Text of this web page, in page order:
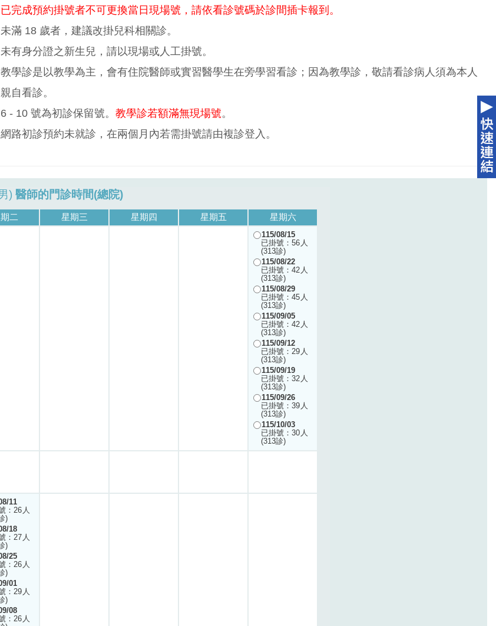
已完成預約掛號者不可更換當日現場號，請依看診號碼於診間插卡報到。
未滿 18 歲者，建議改掛兒科相關診。
未有身分證之新生兒，請以現場或人工掛號。
教學診是以教學為主，會有住院醫師或實習醫學生在旁學習看診；因為教學診，敬請看診病人須為本人
親自看診。
6 - 10 號為初診保留號。 教學診若額滿無現場號。
網路初診預約未就診，在兩個月內若需掛號請由複診登入。